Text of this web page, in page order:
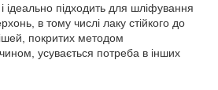
ідеально підходить для шліфування
в тому числі лаку стійкого до
покритих методом
усувається потреба в інших